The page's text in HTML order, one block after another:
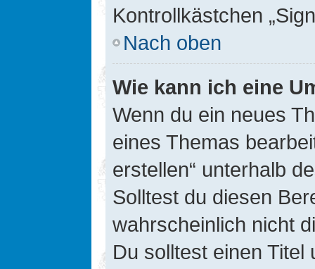
Kontrollkästchen
Nach oben
Wie kann ich eine
Wenn du ein neues
eines Themas
erstellen“ unterhalb
Solltest du diesen
wahrscheinlich nicht
Du solltest einen